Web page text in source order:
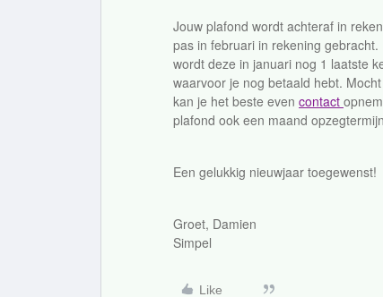
Jouw plafond wordt achteraf in
pas in februari in rekening
wordt deze in januari nog 1 laatste
waarvoor je nog betaald hebt.
kan je het beste even contact
plafond ook een maand
Een gelukkig nieuwjaar toegewenst!
Groet, Damien
Simpel
Like